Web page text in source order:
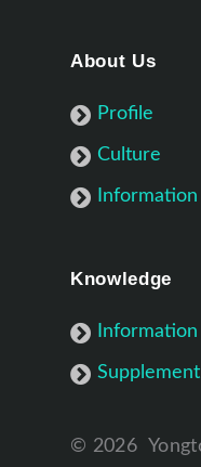
About Us
Profile
Culture
Knowledge
Information
Supplement
© 2026